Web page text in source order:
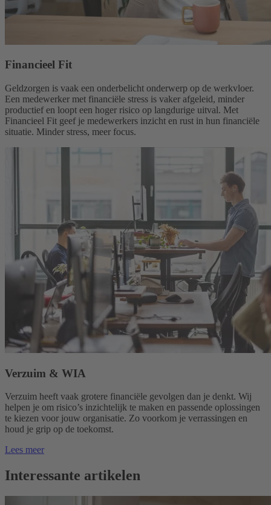
Financieel Fit
Geldzorgen is vaak een onderbelicht onderwerp op de werkvloer.
Een medewerker met financiële stress is vaker afgeleid, minder
productief en loopt een hoger risico op langdurige uitval. Met
Financieel Fit geef je medewerkers inzicht en rust in hun financiële
situatie. Minder stress, meer focus.
Verzuim & WIA
Verzuim heeft vaak grotere financiële gevolgen dan je denkt. Wij
helpen je om risico’s inzichtelijk te maken en passende oplossingen
te kiezen voor jouw organisatie. Zo voorkom je verrassingen en
houd je grip op de toekomst.
Lees meer
Interessante artikelen